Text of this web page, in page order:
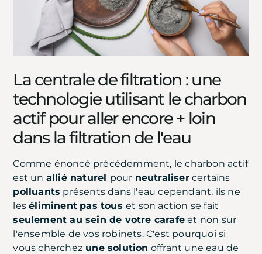
La centrale de filtration : une
technologie utilisant le charbon
actif pour aller encore + loin
dans la filtration de l'eau
Comme énoncé précédemment, le charbon actif
est un allié naturel pour neutralisercertains
polluants présents dans l'eau cependant, ils ne
leséliminent pas touset son action se fait
seulement au sein de votre carafe et non sur
l'ensemble de vos robinets. C'est pourquoi si
vous cherchez une solution offrant une eau de